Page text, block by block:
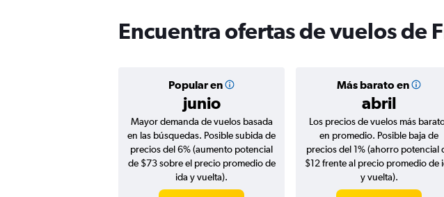
Encuentra ofertas de vuelos de
Popular en
junio
Más barato en
abril
Mayor demanda de vuelos basada
en las búsquedas. Posible subida de
precios del 6% (aumento potencial
de $73 sobre el precio promedio de
ida y vuelta).
Los precios de vuelos más
en promedio. Posible baja de
precios del 1% (ahorro potencial
$12 frente al precio promedio de
y vuelta).